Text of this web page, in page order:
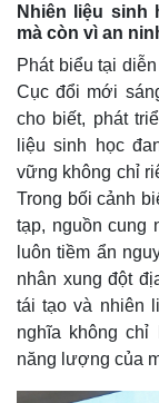
Nhiên liệu
mà còn vì an
Phát biểu tại
Cục đổi mới
cho biết, phát
liệu sinh học
vững không chỉ
Trong bối cảnh
tạp, nguồn cung
luôn tiềm ẩn
nhân xung đột
tái tạo và nhiên
nghĩa không
năng lượng của